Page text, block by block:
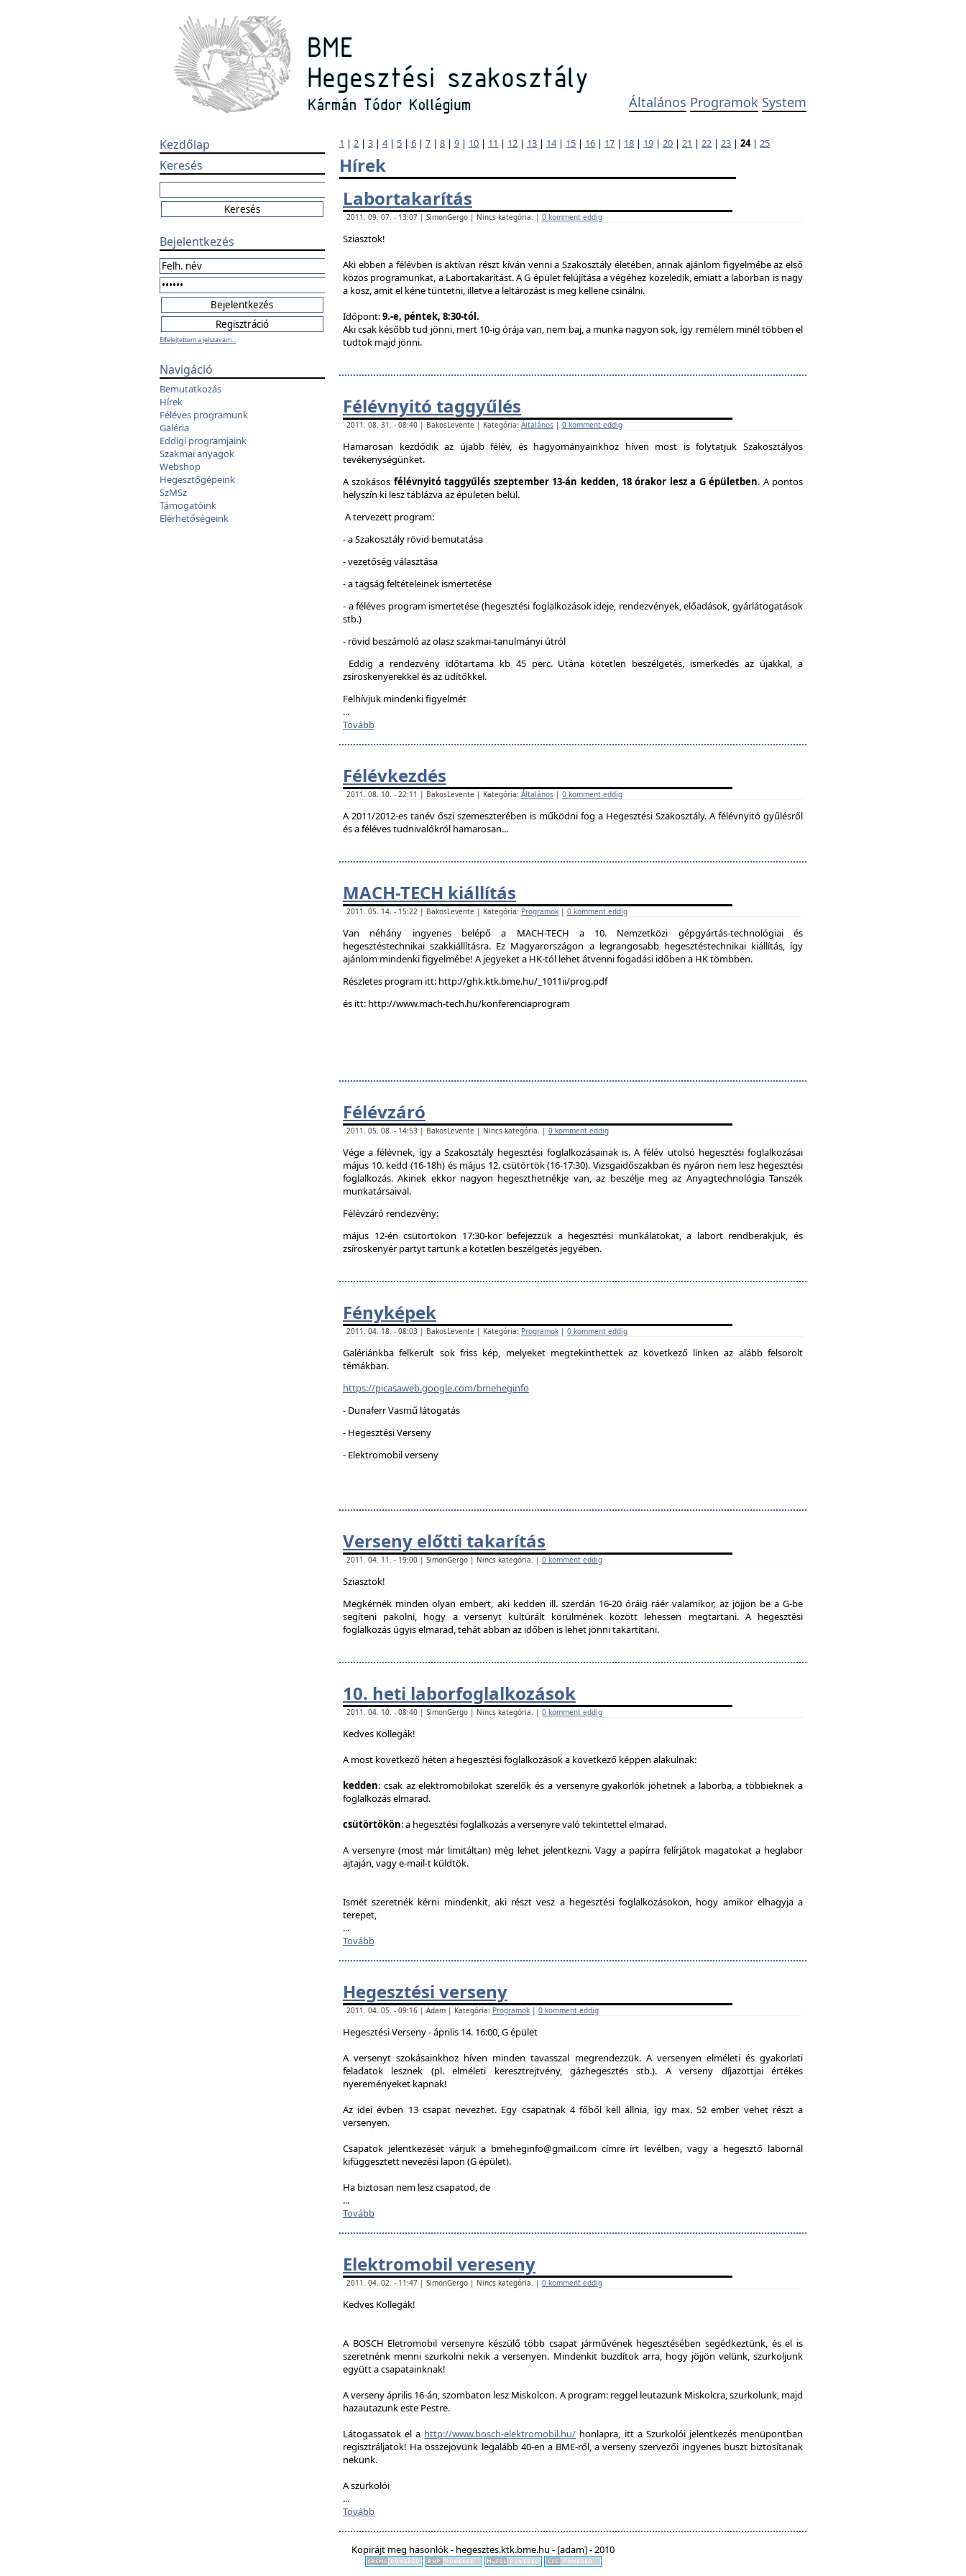
Általános Programok System
Kezdőlap
Keresés
Bejelentkezés
Elfelejtettem a jelszavam...
Navigáció
Bemutatkozás
Hírek
Féléves programunk
Galéria
Eddigi programjaink
Szakmai anyagok
Webshop
Hegesztőgépeink
SzMSz
Támogatóink
Elérhetőségeink
1 | 2 | 3 | 4| 5 | 6 | 7 | 8 | 9 | 10 | 11 | 12 | 13 | 14| 15 | 16 | 17 | 18 | 19 | 20 | 21 | 22 | 23 | 24| 25
Hírek
Labortakarítás
2011. 09. 07. - 13:07 | SimonGergo | Nincs kategória. | 0 komment eddig
Sziasztok!
Aki ebben a félévben is aktívan részt kíván venni a Szakosztály életében, annak ajánlom figyelmébe az első
közös programunkat, a Labortakarítást. A G épület felújítása a végéhez közeledik, emiatt a laborban is nagy
a kosz, amit el kéne tüntetni, illetve a leltározást is meg kellene csinálni.
Időpont:9.-e, péntek, 8:30-tól.
Aki csak később tud jönni, mert 10-ig órája van, nem baj, a munka nagyon sok, így remélem minél többen el
tudtok majd jönni.
Félévnyitó taggyűlés
2011. 08. 31. - 08:40 | BakosLevente | Kategória: Általános | 0 komment eddig
Hamarosan kezdődik az újabb félév, és hagyományainkhoz híven most is folytatjuk Szakosztályos
tevékenységünket.
A szokásos félévnyitó taggyűlés szeptember 13-án kedden, 18 órakor lesz a G épületben. A pontos
helyszín ki lesz táblázva az épületen belül.
A tervezett program:
- a Szakosztály rövid bemutatása
- vezetőség választása
- a tagság feltételeinek ismertetése
- a féléves program ismertetése (hegesztési foglalkozások ideje, rendezvények, előadások, gyárlátogatások
stb.)
- rövid beszámoló az olasz szakmai-tanulmányi útról
Eddig a rendezvény időtartama kb 45 perc. Utána kötetlen beszélgetés, ismerkedés az újakkal, a
zsíroskenyerekkel és az üdítőkkel.
Felhívjuk mindenki figyelmét
...
Tovább
Félévkezdés
2011. 08. 10. - 22:11 | BakosLevente | Kategória: Általános | 0 komment eddig
A 2011/2012-es tanév őszi szemeszterében is működni fog a Hegesztési Szakosztály. A félévnyitó gyűlésről
és a féléves tudnivalókról hamarosan...
MACH-TECH kiállítás
2011. 05. 14. - 15:22 | BakosLevente | Kategória: Programok | 0 komment eddig
Van néhány ingyenes belépő a MACH-TECH a 10. Nemzetközi gépgyártás-technológiai és
hegesztéstechnikai szakkiállításra. Ez Magyarországon a legrangosabb hegesztéstechnikai kiállítás, így
ajánlom mindenki figyelmébe! A jegyeket a HK-tól lehet átvenni fogadási időben a HK tömbben.
Részletes program itt: http://ghk.ktk.bme.hu/_1011ii/prog.pdf
és itt: http://www.mach-tech.hu/konferenciaprogram
Félévzáró
2011. 05. 08. - 14:53 | BakosLevente | Nincs kategória. | 0 komment eddig
Vége a félévnek, így a Szakosztály hegesztési foglalkozásainak is. A félév utolsó hegesztési foglalkozásai
május 10. kedd (16-18h) és május 12. csütörtök (16-17:30). Vizsgaidőszakban és nyáron nem lesz hegesztési
foglalkozás. Akinek ekkor nagyon hegeszthetnékje van, az beszélje meg az Anyagtechnológia Tanszék
munkatársaival.
Félévzáró rendezvény:
május 12-én csütörtökön 17:30-kor befejezzük a hegesztési munkálatokat, a labort rendberakjuk, és
zsíroskenyér partyt tartunk a kötetlen beszélgetés jegyében.
Fényképek
2011. 04. 18. - 08:03 | BakosLevente | Kategória: Programok | 0 komment eddig
Galériánkba felkerült sok friss kép, melyeket megtekinthettek az következő linken az alább felsorolt
témákban.
https://picasaweb.google.com/bmeheginfo
- Dunaferr Vasmű látogatás
- Hegesztési Verseny
- Elektromobil verseny
Verseny előtti takarítás
2011. 04. 11. - 19:00 | SimonGergo | Nincs kategória. | 0 komment eddig
Sziasztok!
Megkérnék minden olyan embert, aki kedden ill. szerdán 16-20 óráig ráér valamikor, az jöjjön be a G-be
segíteni pakolni, hogy a versenyt kultúrált körülmének között lehessen megtartani. A hegesztési
foglalkozás úgyis elmarad, tehát abban az időben is lehet jönni takartítani.
10. heti laborfoglalkozások
2011. 04. 10. - 08:40 | SimonGergo | Nincs kategória. | 0 komment eddig
Kedves Kollegák!
A most következő héten a hegesztési foglalkozások a következő képpen alakulnak:
kedden: csak az elektromobilokat szerelők és a versenyre gyakorlók jöhetnek a laborba, a többieknek a
foglalkozás elmarad.
csütörtökön: a hegesztési foglalkozás a versenyre való tekintettel elmarad.
A versenyre (most már limitáltan) még lehet jelentkezni. Vagy a papírra felírjátok magatokat a heglabor
ajtaján, vagy e-mail-t küldtök.
Ismét szeretnék kérni mindenkit, aki részt vesz a hegesztési foglalkozásokon, hogy amikor elhagyja a
terepet,
...
Tovább
Hegesztési verseny
2011. 04. 05. - 09:16 | Adam | Kategória: Programok | 0 komment eddig
Hegesztési Verseny - április 14. 16:00, G épület
A versenyt szokásainkhoz híven minden tavasszal megrendezzük. A versenyen elméleti és gyakorlati
feladatok lesznek (pl. elméleti keresztrejtvény, gázhegesztés stb.). A verseny díjazottjai értékes
nyereményeket kapnak!
Az idei évben 13 csapat nevezhet. Egy csapatnak 4 főből kell állnia, így max. 52 ember vehet részt a
versenyen.
Csapatok jelentkezését várjuk a bmeheginfo@gmail.com címre írt levélben, vagy a hegesztő labornál
kifüggesztett nevezési lapon (G épület).
Ha biztosan nem lesz csapatod, de
...
Tovább
Elektromobil vereseny
2011. 04. 02. - 11:47 | SimonGergo | Nincs kategória. | 0 komment eddig
Kedves Kollegák!
A BOSCH Eletromobil versenyre készülő több csapat járművének hegesztésében segédkeztünk, és el is
szeretnénk menni szurkolni nekik a versenyen. Mindenkit buzdítok arra, hogy jöjjön velünk, szurkoljunk
együtt a csapatainknak!
A verseny április 16-án, szombaton lesz Miskolcon. A program: reggel leutazunk Miskolcra, szurkolunk, majd
hazautazunk este Pestre.
Látogassatok el a http://www.bosch-elektromobil.hu/ honlapra, itt a Szurkolói jelentkezés menüpontban
regisztráljatok! Ha összejövünk legalább 40-en a BME-ről, a verseny szervezői ingyenes buszt biztosítanak
nekünk.
A szurkolói
...
Tovább
Kopirájt meg hasonlók - hegesztes.ktk.bme.hu - [adam] - 2010